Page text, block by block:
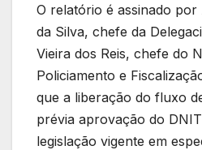
O relatório é assinado por
da Silva, chefe da
Vieira dos Reis, chefe do
Policiamento e
que a liberação do fluxo
prévia aprovação do
legislação vigente em